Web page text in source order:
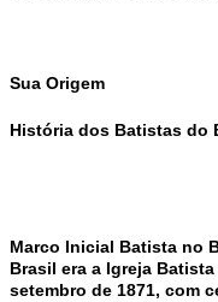
Sua Origem
História dos Batistas do
Marco Inicial Batista no
Brasil era a Igreja
setembro de 1871, com